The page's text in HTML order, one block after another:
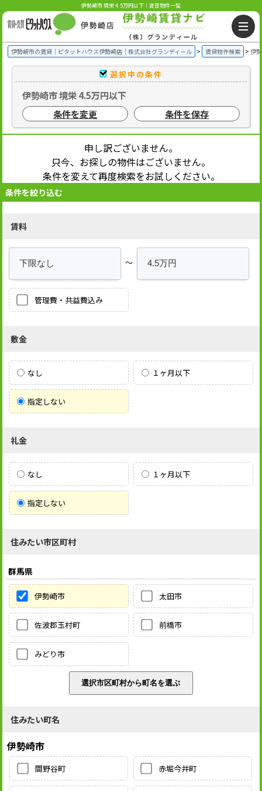
伊勢崎市 境栄 4.5万円以下｜賃貸物件一覧
伊勢崎市の賃貸｜ピタットハウス伊勢崎店｜株式会社グランディール 賃貸物件検索 伊
選択中の条件
伊勢崎市 境栄 4.5万円以下
条件を変更
条件を保存
申し訳ございません。
只今、お探しの物件はございません。
条件を変えて再度検索をお試しください。
条件を絞り込む
賃料
～
管理費・共益費込み
敷金
なし １ヶ月以下
指定しない
礼金
なし １ヶ月以下
指定しない
住みたい市区町村
群馬県
伊勢崎市 太田市
佐波郡玉村町 前橋市
みどり市
住みたい町名
伊勢崎市
間野谷町 赤堀今井町